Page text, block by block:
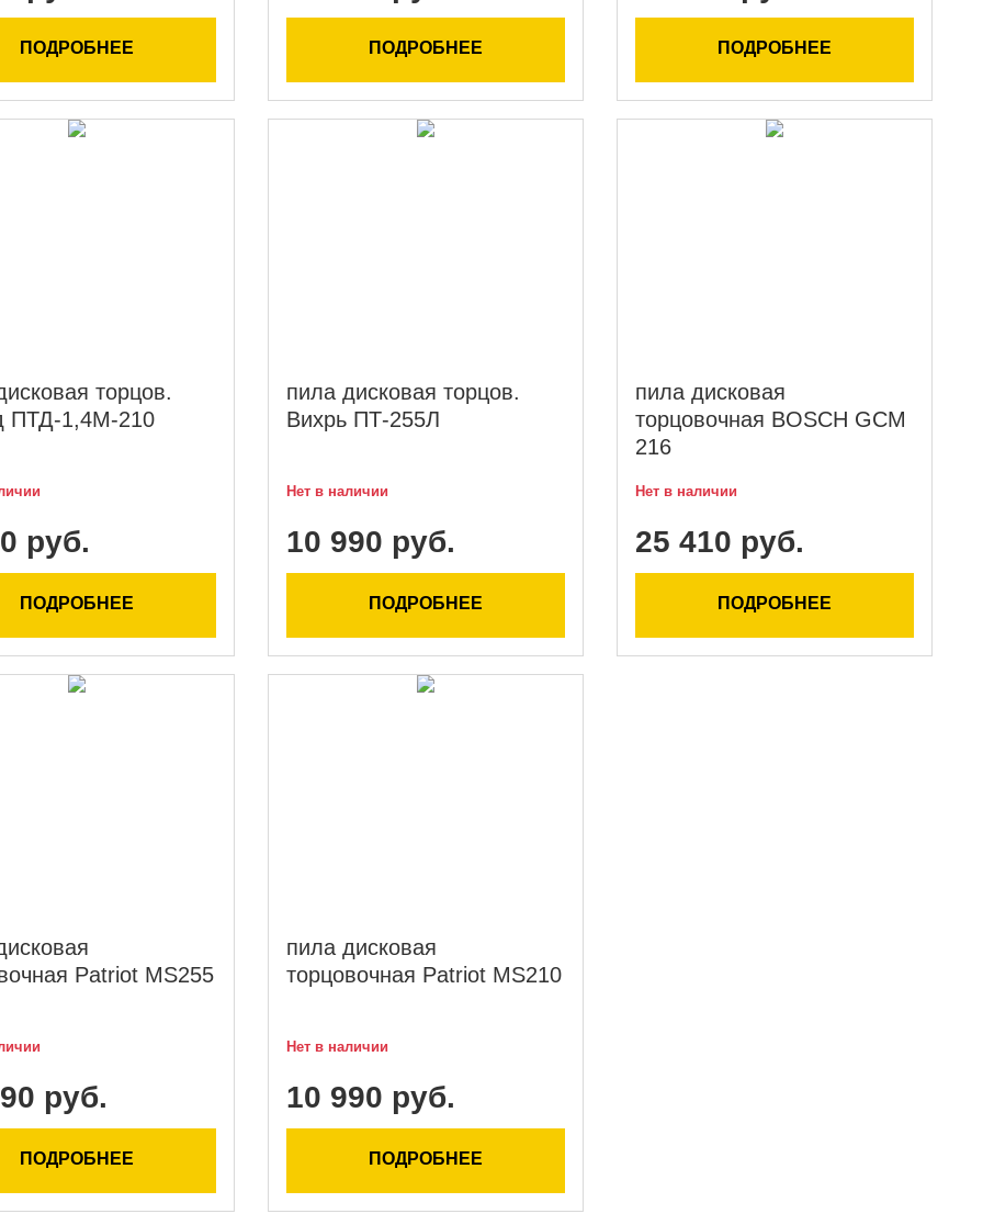
ПОДРОБНЕЕ ПОДРОБНЕЕ ПОДРОБНЕЕ
торцов.
ПТД-1,4М-210
руб.
ПОДРОБНЕЕ
пила дисковая торцов.
Вихрь ПТ-255Л
Нет в наличии
10 990 руб.
ПОДРОБНЕЕ
пила дисковая
торцовочная BOSCH GCM
216
Нет в наличии
25 410 руб.
ПОДРОБНЕЕ
Patriot MS255
руб.
ПОДРОБНЕЕ
пила дисковая
торцовочная Patriot MS210
Нет в наличии
10 990 руб.
ПОДРОБНЕЕ